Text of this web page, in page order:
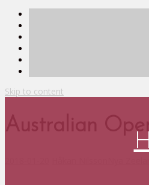
Skip to content
Australian